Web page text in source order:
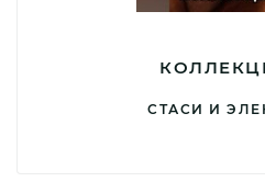
СТАСИ И